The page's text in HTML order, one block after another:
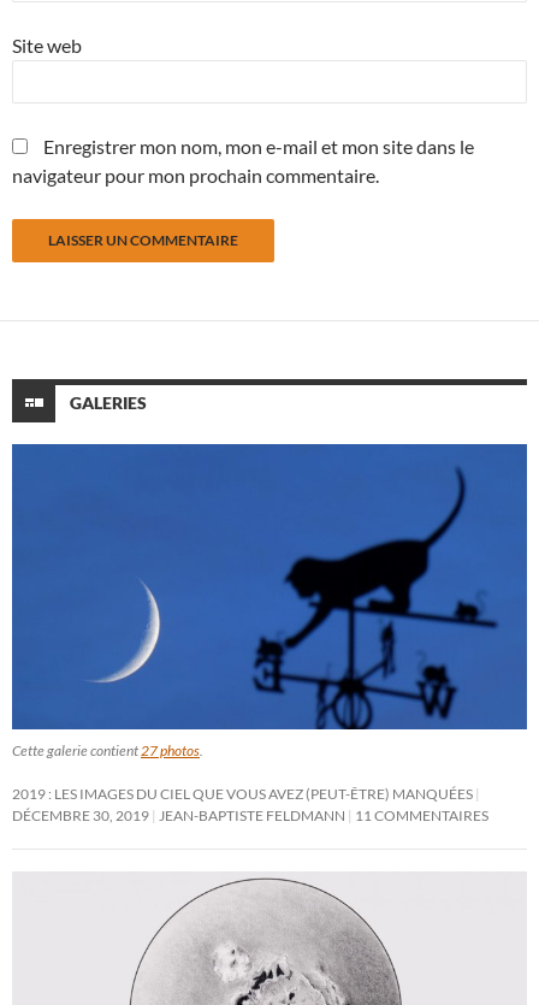
Site web
Enregistrer mon nom, mon e-mail et mon site dans le
navigateur pour mon prochain commentaire.
GALERIES
Cette galerie contient 27 photos
2019 : LES IMAGES DU CIEL QUE VOUS AVEZ (PEUT-ÊTRE) MANQUÉES
DÉCEMBRE 30, 2019
JEAN-BAPTISTE FELDMANN 11 COMMENTAIRES